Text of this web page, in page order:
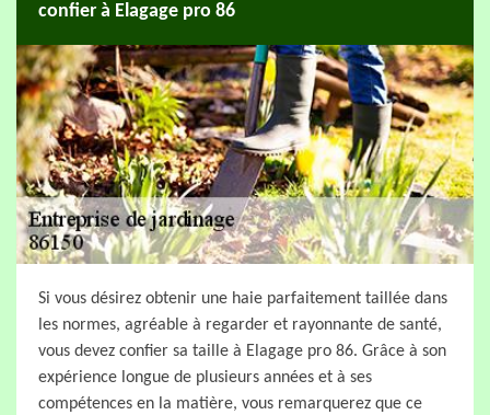
confier à Elagage pro 86
Si vous désirez obtenir une haie parfaitement taillée dans
les normes, agréable à regarder et rayonnante de santé,
vous devez confier sa taille à Elagage pro 86. Grâce à son
expérience longue de plusieurs années et à ses
compétences en la matière, vous remarquerez que ce